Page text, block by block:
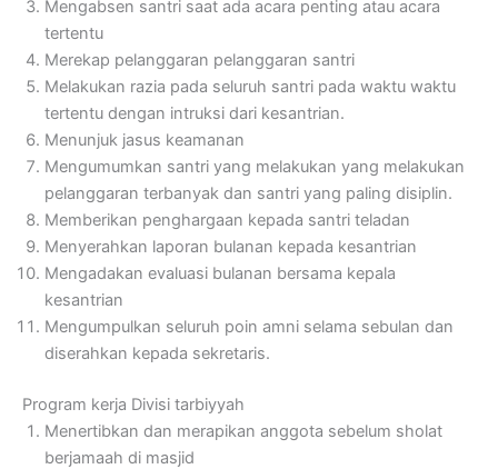
Mengabsen santri saat ada acara penting atau acara
tertentu
Merekap pelanggaran pelanggaran santri
Melakukan razia pada seluruh santri pada waktu waktu
tertentu dengan intruksi dari kesantrian.
Menunjuk jasus keamanan
Mengumumkan santri yang melakukan yang melakukan
pelanggaran terbanyak dan santri yang paling disiplin.
Memberikan penghargaan kepada santri teladan
Menyerahkan laporan bulanan kepada kesantrian
Mengadakan evaluasi bulanan bersama kepala
kesantrian
Mengumpulkan seluruh poin amni selama sebulan dan
diserahkan kepada sekretaris.
Program kerja Divisi tarbiyyah
Menertibkan dan merapikan anggota sebelum sholat
berjamaah di masjid